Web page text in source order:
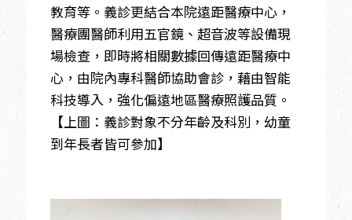
教育等。義診更結合本院遠距醫療中心，
醫療團醫師利用五官鏡、超音波等設備現
場檢查，即時將相關數據回傳遠距醫療中
心，由院內專科醫師協助會診，藉由智能
科技導入，強化偏遠地區醫療照護品質。
【上圖：義診對象不分年齡及科別，幼童
到年長者皆可參加】